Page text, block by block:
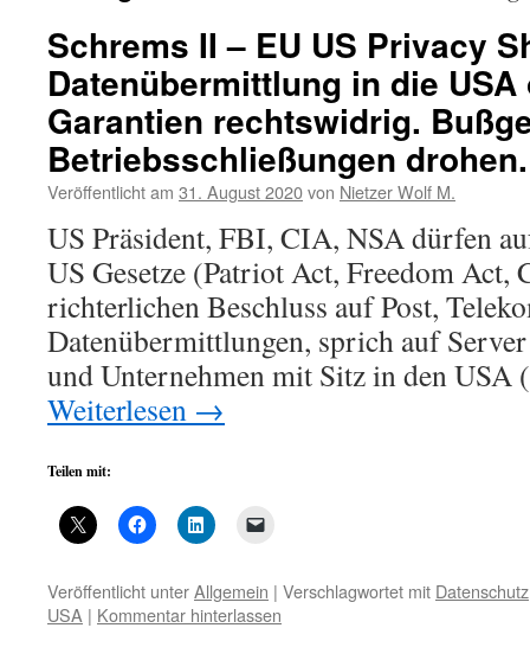
Schrems II – EU US Privacy
Datenübermittlung in die
Garantien rechtswidrig.
Betriebsschließungen drohen.
Veröffentlicht am 31. August 2020von Nietzer Wolf M.
US Präsident, FBI, CIA, NSA dürfen
US Gesetze (Patriot Act, Freedom Act,
richterlichen Beschluss auf Post,
Datenübermittlungen, sprich auf
und Unternehmen mit Sitz in den
Weiterlesen →
Teilen mit:
Veröffentlicht unterAllgemein | Verschlagwortet mit Datenschutz
USA | Kommentar hinterlassen